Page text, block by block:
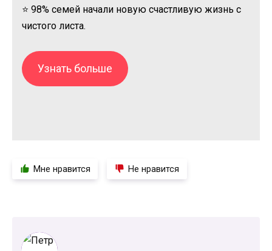
⭐ 98% семей начали новую счастливую жизнь с
чистого листа.
Узнать больше
Мне нравится Не нравится